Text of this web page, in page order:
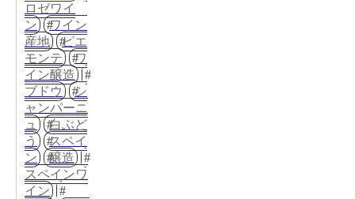
ロゼワイ
ン
ワイン
産地
ピエ
モンテ
ワ
イン醸造
ブドウ
シ
ャンパーニ
ュ
白ぶど
う
スペイ
ン
醸造
スペインワ
イン